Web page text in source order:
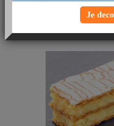
Je